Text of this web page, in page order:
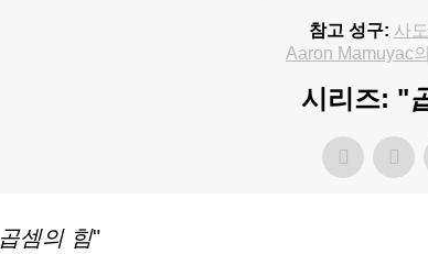
참고 성구: 사
Aaron Mamuyac
시리즈: "
곱셈의 힘"